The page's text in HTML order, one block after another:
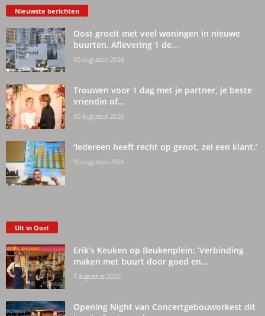
Nieuwste berichten
Oost groeit met veel woningen in nieuwe
buurten. Aflevering 1 de...
10 augustus 2026
Trouwen voor 1 dag met je partner, je beste
vriendin of...
10 augustus 2026
‘Iedereen heeft recht op genot, zei een klant.’
10 augustus 2026
Uit in Oost
Erik’s Keuken op Beukenplein: ‘Verbinding
maken met buurt door goed en...
7 augustus 2026
Opening Night van Concertgebouworkest dit